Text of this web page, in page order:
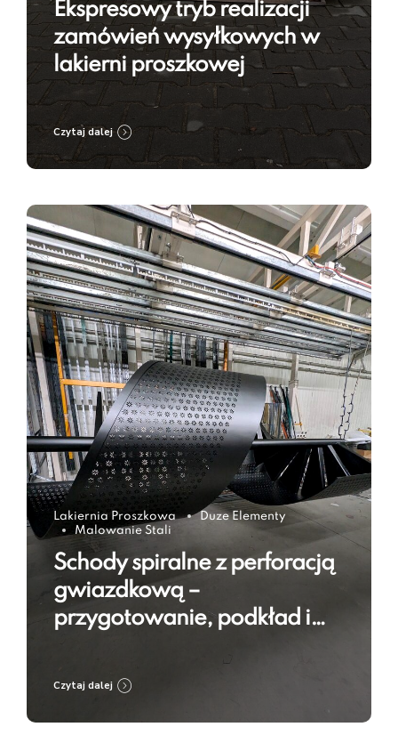
Ekspresowy tryb realizacji
zamówień wysyłkowych w
lakierni proszkowej
Czytaj dalej
Lakiernia Proszkowa
Duze Elementy
Malowanie Stali
Schody spiralne z perforacją
gwiazdkową –
przygotowanie, podkład i
Czytaj dalej